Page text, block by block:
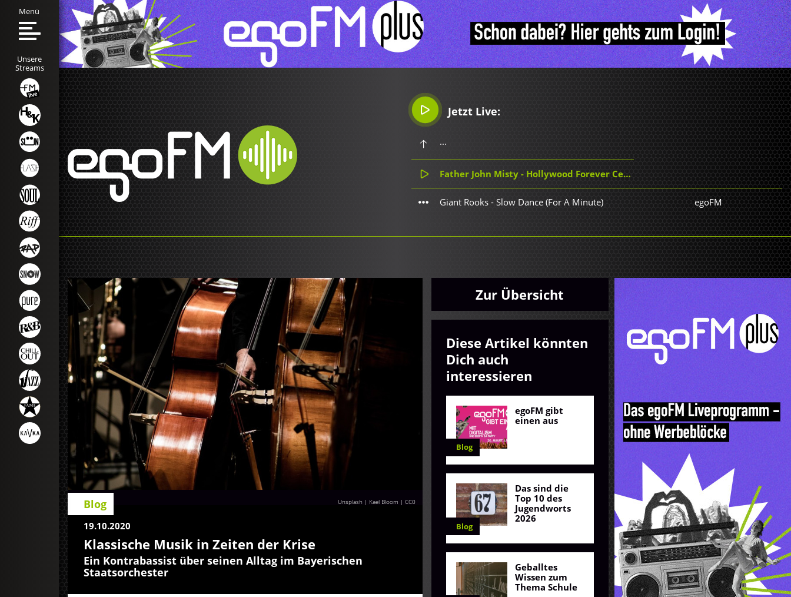
Jetzt Live:
...
Father John Misty - Hollywood Forever Cemetery Sings
Giant Rooks - Slow Dance (For A Minute) egoFM
Menü
Unsere
Streams
Unsplash | Kael Bloom | CC0
Blog
19.10.2020
Klassische Musik in Zeiten der Krise
Ein Kontrabassist über seinen Alltag im Bayerischen
Staatsorchester
Zur Übersicht
Diese Artikel könnten
Dich auch
interessieren
Blog
egoFM gibt
einen aus
Blog
Das sind die
Top 10 des
Jugendworts
2026
Geballtes
Wissen zum
Thema Schule